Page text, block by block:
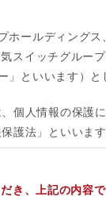
き、上記の内容